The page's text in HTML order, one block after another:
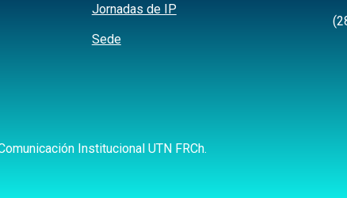
Jornadas de IP
Sede
Institucional UTN FRCh.